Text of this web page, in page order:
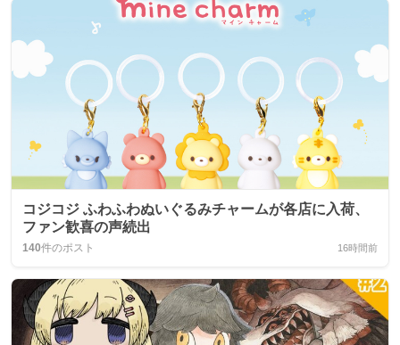
コジコジ ふわふわぬいぐるみチャームが各店に入荷、
ファン歓喜の声続出
140件のポスト 16時間前